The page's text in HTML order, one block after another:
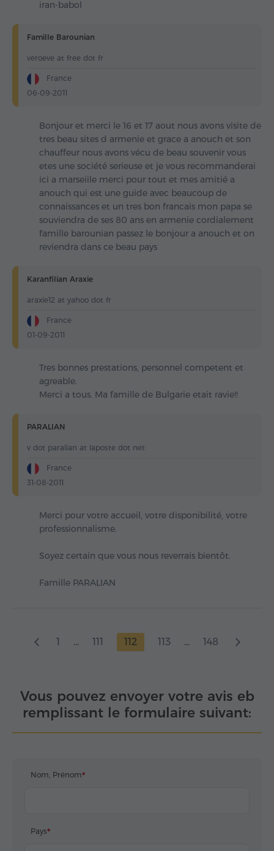
iran-babol
Famille Barounian
veroeve at free dot fr
France
06-09-2011
Bonjour et merci le 16 et 17 aout nous avons visite de
tres beau sites d armenie et grace a anouch et son
chauffeur nous avons vécu de beau souvenir vous
etes une société serieuse et je vous recommanderai
ici a marseiile merci pour tout et mes amitié a
anouch qui est une guide avec beaucoup de
connaissances et un tres bon francais mon papa se
souviendra de ses 80 ans en armenie cordialement
famille barounian passez le bonjour a anouch et on
reviendra dans ce beau pays
Karanfilian Araxie
araxie12 at yahoo dot fr
France
01-09-2011
Tres bonnes prestations, personnel competent et
agreable.
Merci a tous. Ma famille de Bulgarie etait ravie!!
PARALIAN
v dot paralian at laposte dot net
France
31-08-2011
Merci pour votre accueil, votre disponibilité, votre
professionnalisme.
Soyez certain que vous nous reverrais bientôt.
Famille PARALIAN
1 ... 111 112 113 ... 148
Vous pouvez envoyer votre avis eb
remplissant le formulaire suivant:
Nom, Prénom
Pays